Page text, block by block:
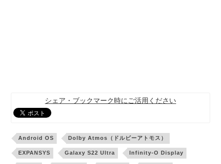
シェア・ブックマーク時にご活用ください
Android OS Dolby Atmos（ドルビーアトモス）
EXPANSYS Galaxy S22 Ultra Infinity-O Display